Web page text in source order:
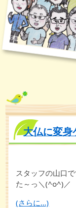
大仏に変身
スタッフの山口
た～っ＼(^o^)／
(さらに…)